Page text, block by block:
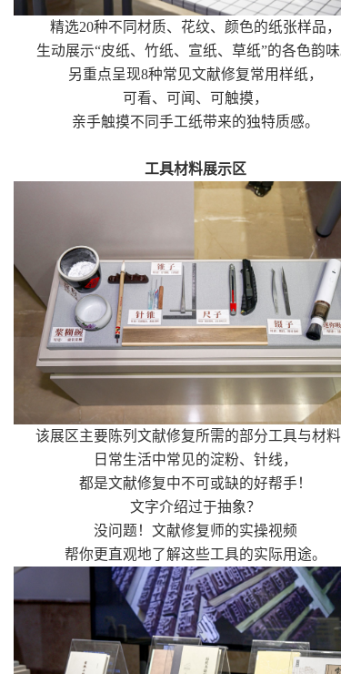
精选20种不同材质、花纹、颜色的纸张样品，
生动展示“皮纸、竹纸、宣纸、草纸”的各色韵味
另重点呈现8种常见文献修复常用样纸，
可看、可闻、可触摸，
亲手触摸不同手工纸带来的独特质感。
工具材料展示区
该展区主要陈列文献修复所需的部分工具与材料
日常生活中常见的淀粉、针线，
都是文献修复中不可或缺的好帮手！
文字介绍过于抽象？
没问题！文献修复师的实操视频
帮你更直观地了解这些工具的实际用途。